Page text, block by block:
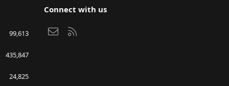
99,613
435,847
24,825
Connect with us
Bize ulaşın